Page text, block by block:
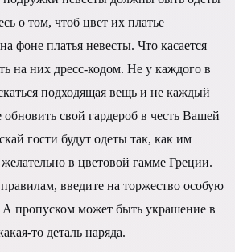
о том, чтоб цвет их платье
фоне платья невесты. Что касается
на них дресс-кодом. Не у каждого в
подходящая вещь и не каждый
обновить свой гардероб в честь Вашей
гости будут одеты так, как им
в цветовой гамме Греции.
введите на торжество особую
пропуском может быть украшение в
то деталь наряда.